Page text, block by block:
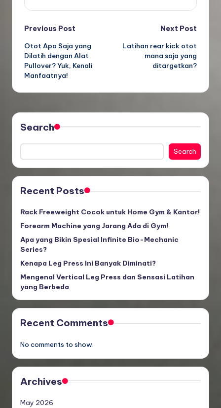
Post
navigation
Previous Post
Otot Apa Saja yang
Dilatih dengan Alat
Pullover? Yuk, Kenali
Manfaatnya!
Next Post
Latihan rear kick otot
mana saja yang
ditargetkan?
Search
Search
Recent Posts
Rack Freeweight Cocok untuk Home Gym & Kantor!
Forearm Machine yang Jarang Ada di Gym!
Apa yang Bikin Spesial Infinite Bio-Mechanic
Series?
Kenapa Leg Press Ini Banyak Diminati?
Mengenal Vertical Leg Press dan Sensasi Latihan
yang Berbeda
Recent Comments
No comments to show.
Archives
May 2026